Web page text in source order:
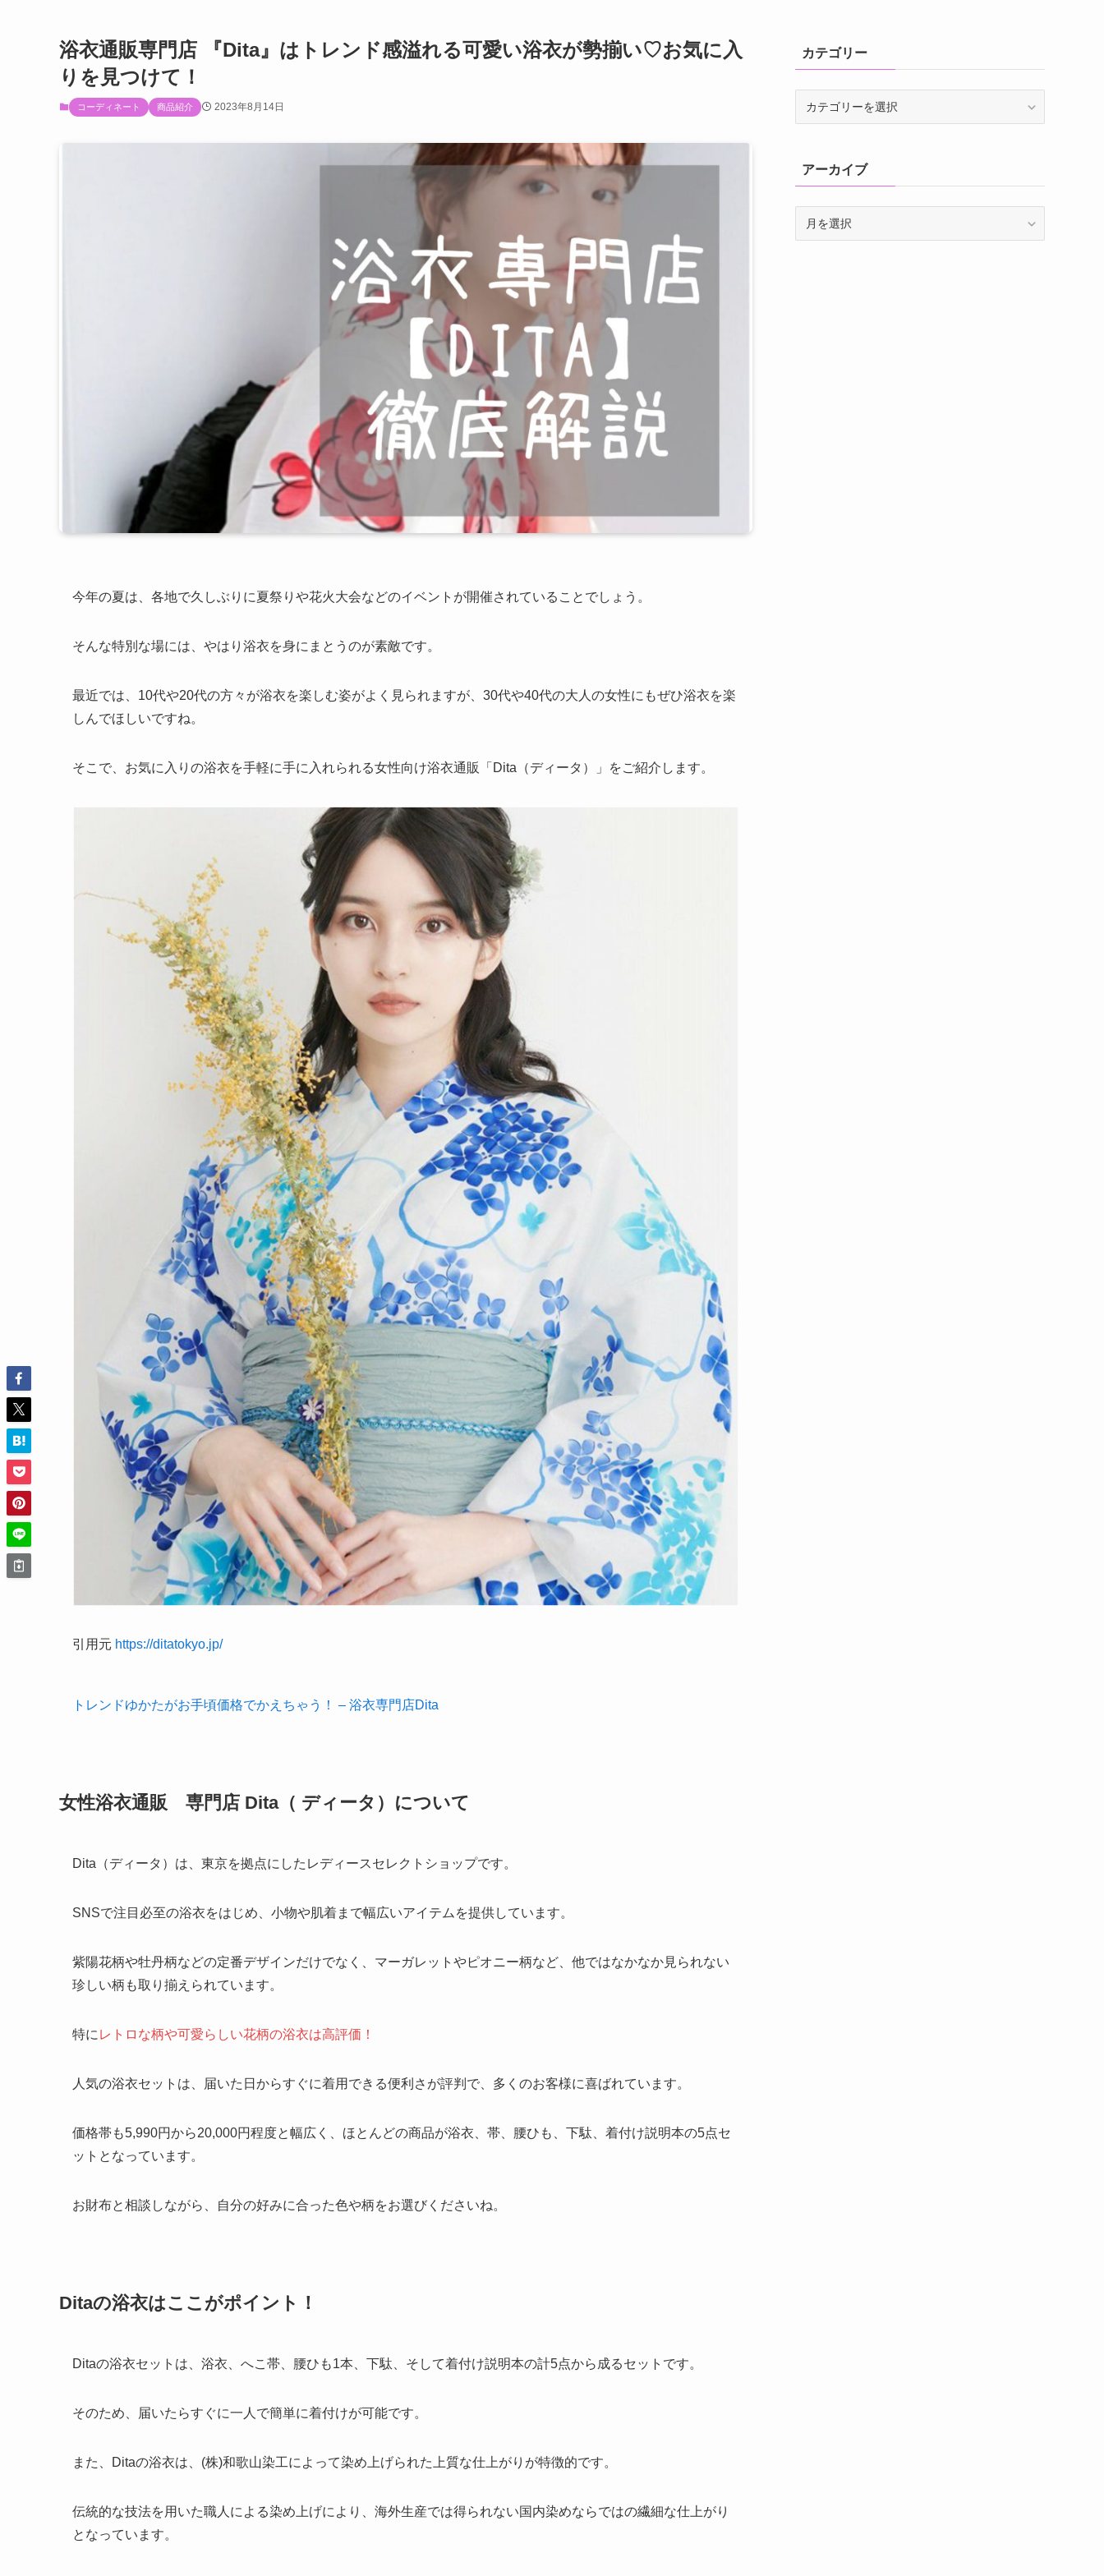
浴衣通販専門店 『Dita』はトレンド感溢れる可愛い浴衣が勢揃い♡お気に入
りを見つけて！
コーディネート 商品紹介 2023年8月14日
今年の夏は、各地で久しぶりに夏祭りや花火大会などのイベントが開催されていることでしょう。
そんな特別な場には、やはり浴衣を身にまとうのが素敵です。
最近では、10代や20代の方々が浴衣を楽しむ姿がよく見られますが、30代や40代の大人の女性にもぜひ浴衣を楽
しんでほしいですね。
そこで、お気に入りの浴衣を手軽に手に入れられる女性向け浴衣通販「Dita（ディータ）」をご紹介します。
引用元 https://ditatokyo.jp/
トレンドゆかたがお手頃価格でかえちゃう！ – 浴衣専門店Dita
女性浴衣通販 専門店 Dita（ ディータ）について
Dita（ディータ）は、東京を拠点にしたレディースセレクトショップです。
SNSで注目必至の浴衣をはじめ、小物や肌着まで幅広いアイテムを提供しています。
紫陽花柄や牡丹柄などの定番デザインだけでなく、マーガレットやピオニー柄など、他ではなかなか見られない
珍しい柄も取り揃えられています。
特に レトロな柄や可愛らしい花柄の浴衣は高評価！
人気の浴衣セットは、届いた日からすぐに着用できる便利さが評判で、多くのお客様に喜ばれています。
価格帯も5,990円から20,000円程度と幅広く、ほとんどの商品が浴衣、帯、腰ひも、下駄、着付け説明本の5点セ
ットとなっています。
お財布と相談しながら、自分の好みに合った色や柄をお選びくださいね。
Ditaの浴衣はここがポイント！
Ditaの浴衣セットは、浴衣、へこ帯、腰ひも1本、下駄、そして着付け説明本の計5点から成るセットです。
そのため、届いたらすぐに一人で簡単に着付けが可能です。
また、Ditaの浴衣は、(株)和歌山染工によって染め上げられた上質な仕上がりが特徴的です。
伝統的な技法を用いた職人による染め上げにより、海外生産では得られない国内染めならではの繊細な仕上がり
となっています。
カテゴリー
ーアーカイブ